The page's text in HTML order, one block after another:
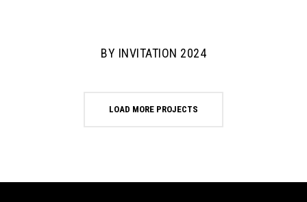
BY INVITATION 2024
LOAD MORE PROJECTS